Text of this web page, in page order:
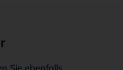
Sie ebenfalls